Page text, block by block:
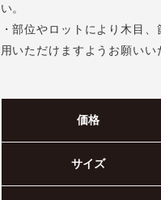
い。
・部位やロットにより木目
用いただけますようお願いい
価格
サイズ